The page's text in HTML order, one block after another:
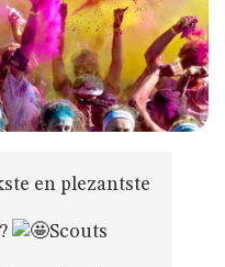
en plezantste
Scouts